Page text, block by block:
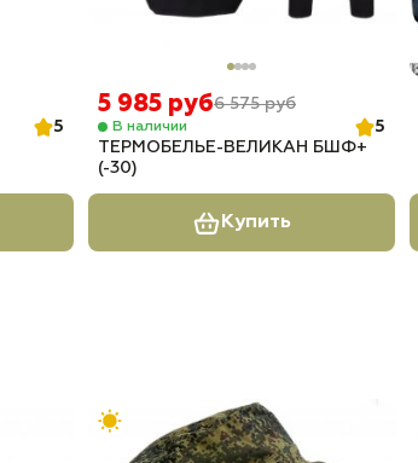
5
5 985 руб6 575 руб
В наличии
5
ТЕРМОБЕЛЬЕ-ВЕЛИКАН БШФ+
(-30)
Купить